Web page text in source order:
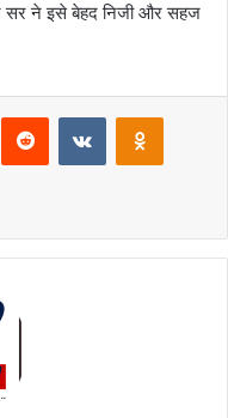
सर ने इसे बेहद निजी और सहज
Reddit VKontakte